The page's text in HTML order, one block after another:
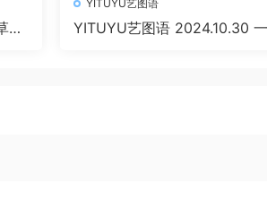
地
YITUYU艺图语
YITUYU艺图语 2024.10.30